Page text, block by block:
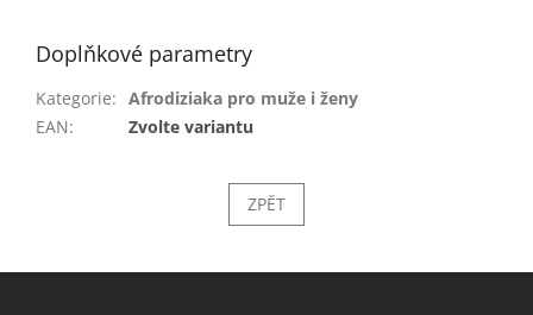
Doplňkové parametry
Kategorie: Afrodiziaka pro muže i ženy
EAN: Zvolte variantu
ZPĚT
Z